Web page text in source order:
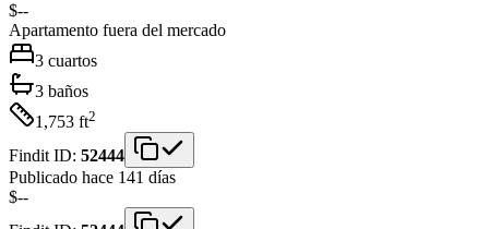
$--
Apartamento fuera del mercado
3 cuartos
3 baños
1,753 ft2
Findit ID: 52444
Publicado hace 141 días
$--